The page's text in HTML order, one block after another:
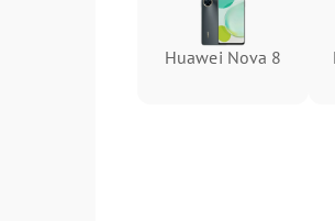
Huawei Nova 8